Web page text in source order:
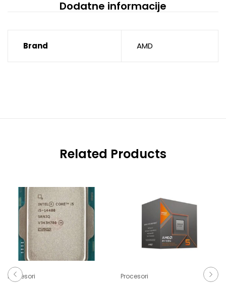
Dodatne informacije
Brand AMD
Related Products
Procesori Procesori